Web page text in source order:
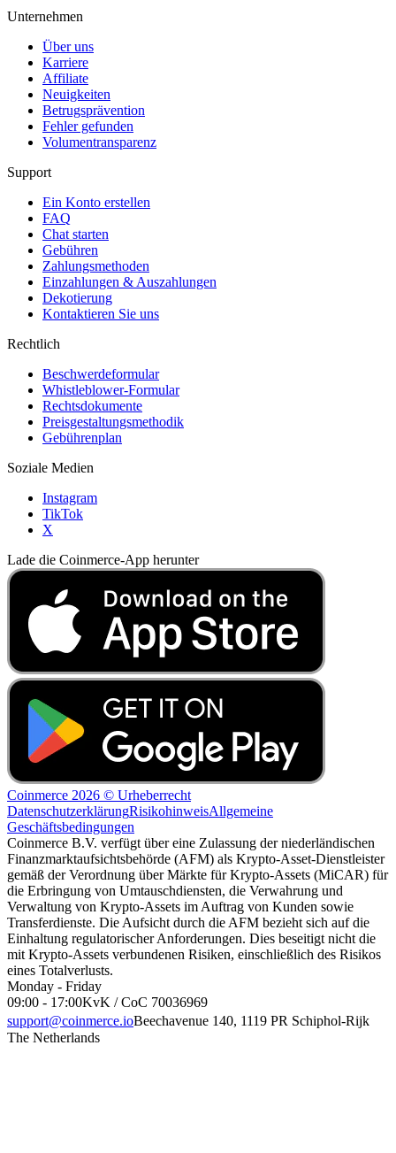
Unternehmen
Über uns
Karriere
Affiliate
Neuigkeiten
Betrugsprävention
Fehler gefunden
Volumentransparenz
Support
Ein Konto erstellen
FAQ
Chat starten
Gebühren
Zahlungsmethoden
Einzahlungen & Auszahlungen
Dekotierung
Kontaktieren Sie uns
Rechtlich
Beschwerdeformular
Whistleblower-Formular
Rechtsdokumente
Preisgestaltungsmethodik
Gebührenplan
Soziale Medien
Instagram
TikTok
X
Lade die Coinmerce-App herunter
Coinmerce 2026 © Urheberrecht
DatenschutzerklärungRisikohinweisAllgemeine
Geschäftsbedingungen
Coinmerce B.V. verfügt über eine Zulassung der niederländischen
Finanzmarktaufsichtsbehörde (AFM) als Krypto-Asset-Dienstleister
gemäß der Verordnung über Märkte für Krypto-Assets (MiCAR) für
die Erbringung von Umtauschdiensten, die Verwahrung und
Verwaltung von Krypto-Assets im Auftrag von Kunden sowie
Transferdienste. Die Aufsicht durch die AFM bezieht sich auf die
Einhaltung regulatorischer Anforderungen. Dies beseitigt nicht die
mit Krypto-Assets verbundenen Risiken, einschließlich des Risikos
eines Totalverlusts.
Monday - Friday
09:00 - 17:00KvK / CoC 70036969
support@coinmerce.ioBeechavenue 140, 1119 PR Schiphol-Rijk
The Netherlands